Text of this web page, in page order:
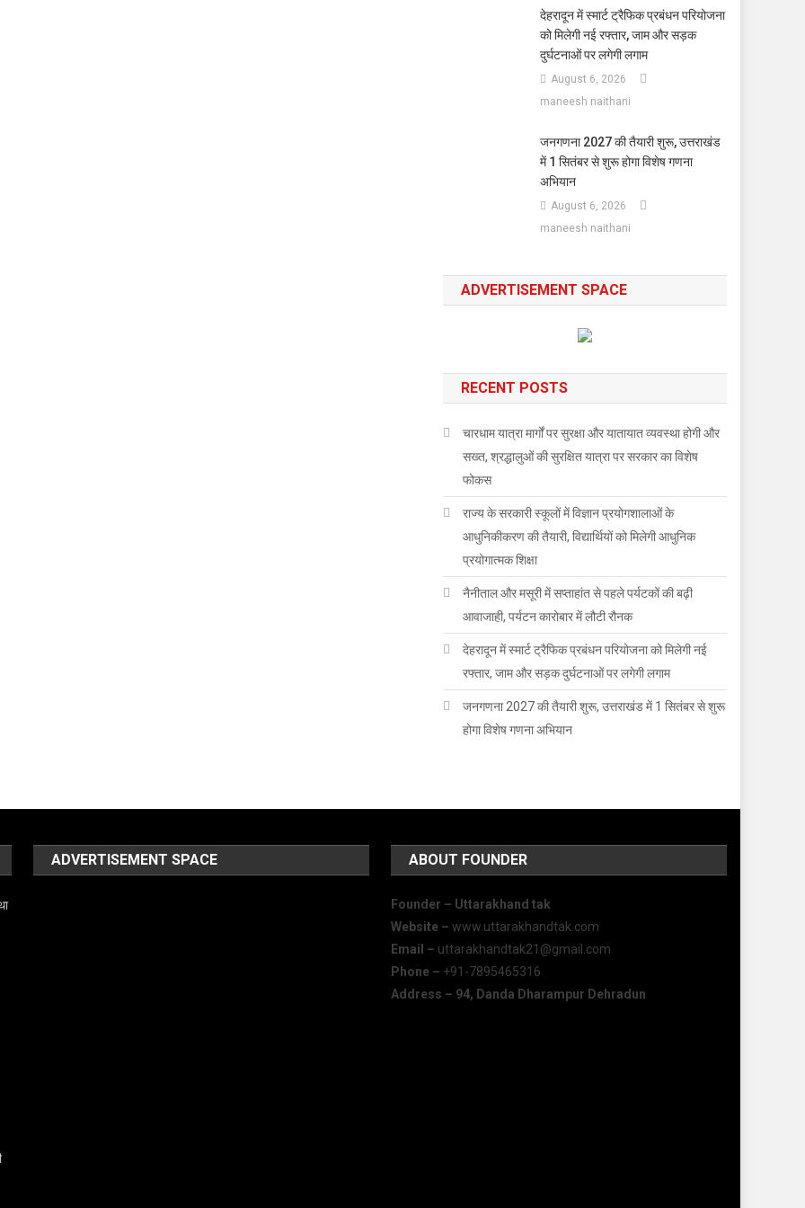
देहरादून में स्मार्ट ट्रैफिक प्रबंधन परियोजना
को मिलेगी नई रफ्तार, जाम और सड़क
दुर्घटनाओं पर लगेगी लगाम
August 6, 2026
maneesh naithani
जनगणना 2027 की तैयारी शुरू, उत्तराखंड
में 1 सितंबर से शुरू होगा विशेष गणना
अभियान
August 6, 2026
maneesh naithani
ADVERTISEMENT SPACE
RECENT POSTS
चारधाम यात्रा मार्गों पर सुरक्षा और यातायात व्यवस्था होगी और
सख्त, श्रद्धालुओं की सुरक्षित यात्रा पर सरकार का विशेष
फोकस
राज्य के सरकारी स्कूलों में विज्ञान प्रयोगशालाओं के
आधुनिकीकरण की तैयारी, विद्यार्थियों को मिलेगी आधुनिक
प्रयोगात्मक शिक्षा
नैनीताल और मसूरी में सप्ताहांत से पहले पर्यटकों की बढ़ी
आवाजाही, पर्यटन कारोबार में लौटी रौनक
देहरादून में स्मार्ट ट्रैफिक प्रबंधन परियोजना को मिलेगी नई
रफ्तार, जाम और सड़क दुर्घटनाओं पर लगेगी लगाम
जनगणना 2027 की तैयारी शुरू, उत्तराखंड में 1 सितंबर से शुरू
होगा विशेष गणना अभियान
ADVERTISEMENT SPACE ABOUT FOUNDER
Founder – Uttarakhand tak
Website – www.uttarakhandtak.com
Email – uttarakhandtak21@gmail.com
Phone – +91-7895465316
Address – 94, Danda Dharampur Dehradun